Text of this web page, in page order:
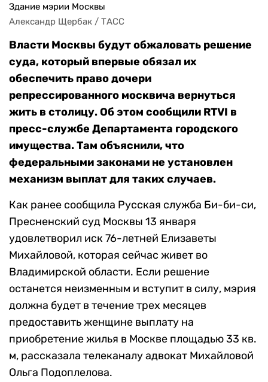
Здание мэрии Москвы
Александр Щербак / ТАСС
Власти Москвы будут обжаловать решение
суда, который впервые обязал их
обеспечить право дочери
репрессированного москвича вернуться
жить в столицу. Об этом сообщили RTVI в
пресс-службе Департамента городского
имущества. Там объяснили, что
федеральными законами не установлен
механизм выплат для таких случаев.
Как ранее сообщила Русская служба Би-би-си,
Пресненский суд Москвы 13 января
удовлетворил иск 76-летней Елизаветы
Михайловой, которая сейчас живет во
Владимирской области. Если решение
останется неизменным и вступит в силу, мэрия
должна будет в течение трех месяцев
предоставить женщине выплату на
приобретение жилья в Москве площадью 33 кв.
м, рассказала телеканалу адвокат Михайловой
Ольга Подоплелова.